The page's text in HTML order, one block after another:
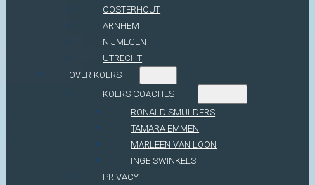
OOSTERHOUT
ARNHEM
NIJMEGEN
UTRECHT
OVER KOERS
KOERS COACHES
RONALD SMULDERS
TAMARA EMMEN
MARLEEN VAN LOON
INGE SWINKELS
PRIVACY